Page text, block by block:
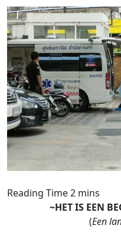
~HET IS EEN
(Een